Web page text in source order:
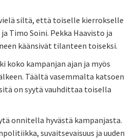
siltä, että toiselle kierrokselle
Timo Soini. Pekka Haavisto ja
käänsivät tilanteen toiseksi.
koko kampanjan ajan ja myös
Täältä vasemmalta katsoen
on syytä vauhdittaa toisella
onnitella hyvästä kampanjasta.
suvaitsevaisuus ja uuden